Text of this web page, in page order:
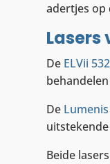
adertjes op
Lasers
De ELVii
De
Beide